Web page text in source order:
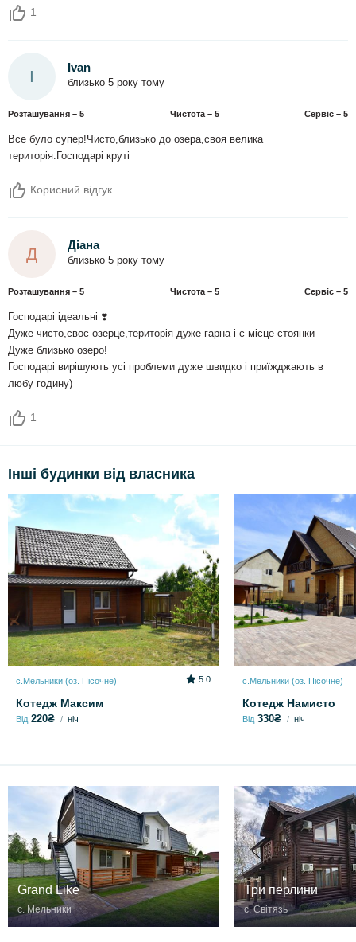
1
I Ivan
близько 5 року тому
Розташування – 5 Чистота – 5 Сервіс – 5
Все було супер!Чисто,близько до озера,своя велика
територія.Господарі круті
Корисний відгук
Д Діана
близько 5 року тому
Розташування – 5 Чистота – 5 Сервіс – 5
Господарі ідеальні ❣️
Дуже чисто,своє озерце,територія дуже гарна і є місце стоянки
Дуже близько озеро!
Господарі вирішують усі проблеми дуже швидко і приїжджають в
любу годину)
1
Інші будинки від власника
с.Мельники (оз. Пісочне) 5.0
Котедж Максим
Від 220₴ ніч
с.Мельники (оз. Пісочне)
Котедж Намисто
Від 330₴ ніч
Grand Like
с. Мельники
Три перлини
с. Світязь